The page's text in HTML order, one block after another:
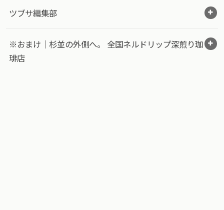
ツブサ編集部
※おまけ｜杉並の外側へ。 全国ネルドリップ深煎り珈
琲店